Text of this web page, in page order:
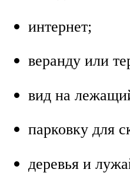
интернет;
веранду или
вид на
парковку для
деревья и